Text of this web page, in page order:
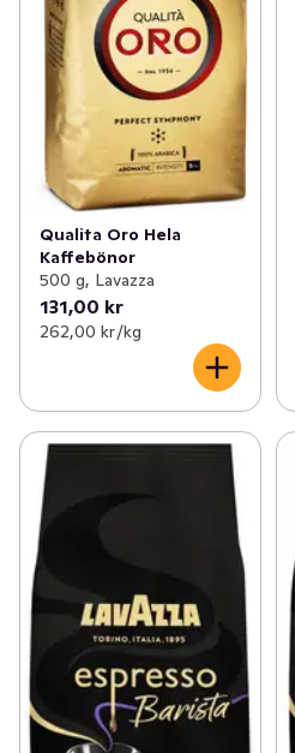
Qualita Oro Hela
Kaffebönor
500 g, Lavazza
131,00 kr
262,00 kr /kg